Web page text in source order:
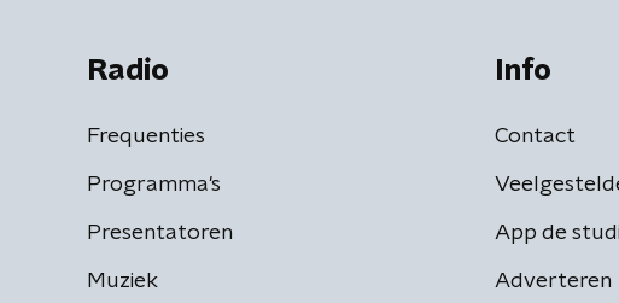
Radio
Frequenties
Programma's
Presentatoren
Muziek
Info
Contact
App de
Adverteren